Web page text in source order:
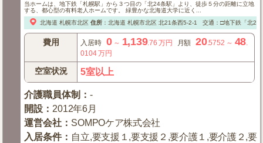
当ホームは、地下鉄「札幌駅」から３つ目の「北24条駅」より、徒歩５分の距離に立地
する、都心型の有料老人ホームです。 緑豊かな北海道大学に近く...
北海道 札幌市北区 住所： 北海道 札幌市北区 北21条西5-2-1 交通：□地下鉄「北24
費用 入居時 0～ 1,139.76 万円 月額 20.5752 ～ 48.
0104万円
空室状況 5室以上
介護職員体制 ：-
開設 ：2012年6月
運営会社 ： SOMPOケア株式会社
入居条件： 自立,要支援１,要支援２,要介護１,要介護２,要